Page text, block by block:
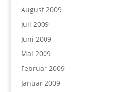
August 2009
Juli 2009
Juni 2009
Mai 2009
Februar 2009
Januar 2009